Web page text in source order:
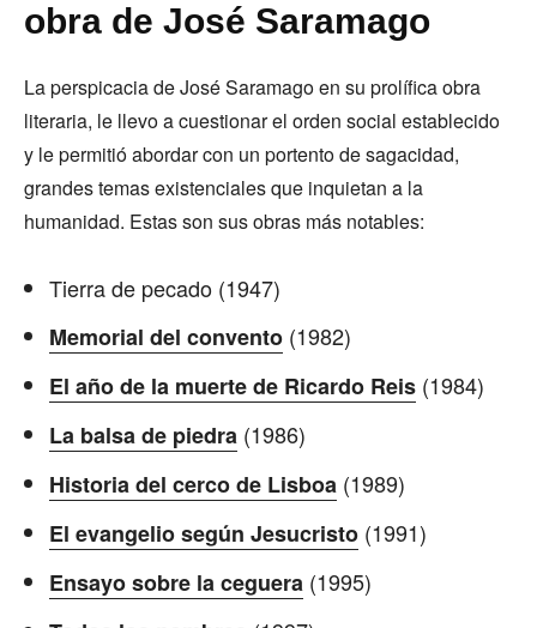
obra de José Saramago
La perspicacia de José Saramago en su prolífica obra
literaria, le llevo a cuestionar el orden social establecido
y le permitió abordar con un portento de sagacidad,
grandes temas existenciales que inquietan a la
humanidad. Estas son sus obras más notables:
Tierra de pecado (1947)
Memorial del convento (1982)
El año de la muerte de Ricardo Reis (1984)
La balsa de piedra (1986)
Historia del cerco de Lisboa (1989)
El evangelio según Jesucristo (1991)
Ensayo sobre la ceguera (1995)